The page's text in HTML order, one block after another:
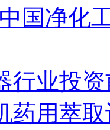
国净化
行业投
药用萃